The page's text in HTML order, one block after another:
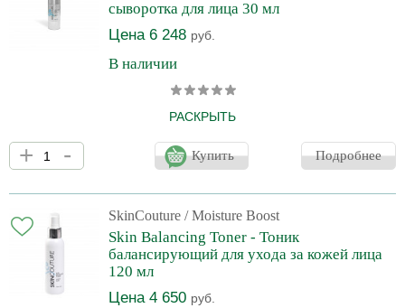
сыворотка для лица 30 мл
Цена 6 248 руб.
В наличии
РАСКРЫТЬ
Питательная сыворотка Moisture Boost Serum с текстурой
легкого крема для ежедневного интенсивного увлажнения кожи
и восстановления повреждений от факторов внешней среды и
удержанию влаги. Выполняет редермализацию, восстанавливая
гидратацию кожи. Повышает качество обменных процессов,
предотвращая преждевременное старение. Придает комфорт,
восстанавливая микробиом состав нормальной бакте
+ - Купить Подробнее
SkinCouture / Moisture Boost
Skin Balancing Toner - Тоник
балансирующий для ухода за кожей лица
120 мл
Цена 4 650 руб.